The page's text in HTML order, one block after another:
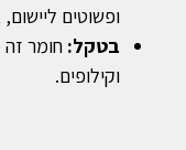
ופשוטים
בטקל: חומר
וקילופים.